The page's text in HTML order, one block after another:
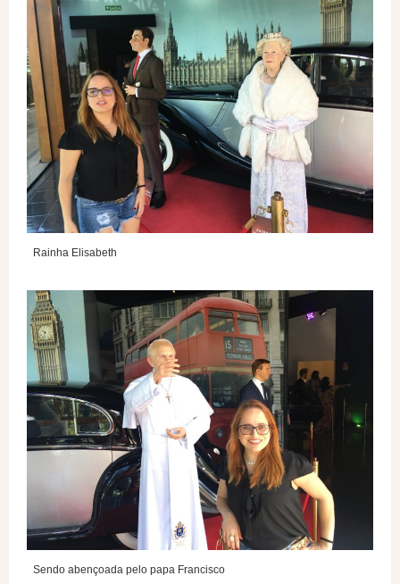
Rainha Elisabeth
Sendo abençoada pelo papa Francisco